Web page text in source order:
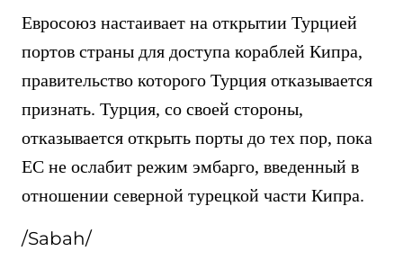
Евросоюз настаивает на открытии Турцией
портов страны для доступа кораблей Кипра,
правительство которого Турция отказывается
признать. Турция, со своей стороны,
отказывается открыть порты до тех пор, пока
ЕС не ослабит режим эмбарго, введенный в
отношении северной турецкой части Кипра.
/Sabah/